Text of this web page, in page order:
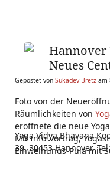
Hannover
Neues
Gepostet von Sukadev Bretz am
Foto von der
Räumlichkeiten von
eröffnete die neue
Mit Info-Vortrag,
Einweihungs-Puja mit
Yoga Vidya Bhavana
39, 30453 Hannover,